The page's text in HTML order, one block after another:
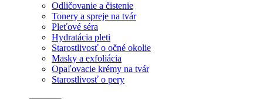
Odličovanie a čistenie
Tonery a spreje na tvár
Pleťové séra
Hydratácia pleti
Starostlivosť o očné okolie
Masky a exfoliácia
Opaľovacie krémy na tvár
Starostlivosť o pery